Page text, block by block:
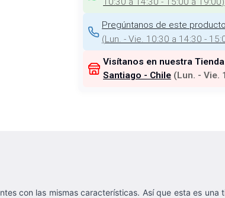
Pregúntanos de este
(Lun. - Vie. 10:30 a 14:30 -
Visítanos en nuestra Tienda
Santiago - Chile (Lun. - Vie.
con las mismas características. Así que esta es